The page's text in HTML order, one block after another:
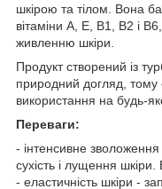
шкірою та тілом. Вона
вітаміни А, Е, В1, В2 і
живленню шкіри.
Продукт створений із
природний догляд, тому
використання на будь-
Переваги:
- інтенсивне
сухість і лущення
- еластичність шкіри -